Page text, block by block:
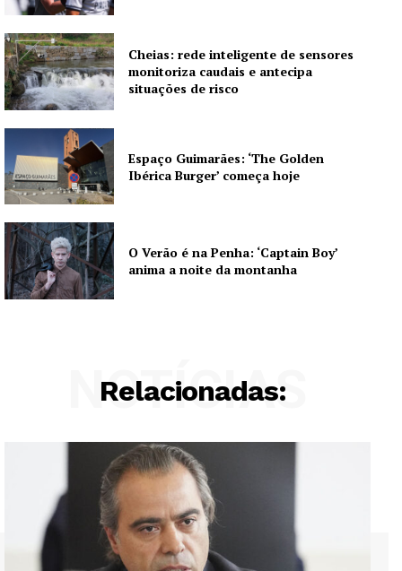
Quero ser Assinante
Cheias: rede inteligente de sensores
monitoriza caudais e antecipa
situações de risco
Espaço Guimarães: ‘The Golden
Ibérica Burger’ começa hoje
O Verão é na Penha: ‘Captain Boy’
anima a noite da montanha
Relacionadas:
NOTÍCIAS